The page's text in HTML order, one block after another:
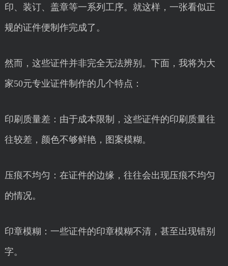
印、装订、盖章等一系列工序。就这样，一张看似正
规的证件便制作完成了。
然而，这些证件并非完全无法辨别。下面，我将为大
家50元专业证件制作的几个特点：
印刷质量差：由于成本限制，这些证件的印刷质量往
往较差，颜色不够鲜艳，图案模糊。
压痕不均匀：在证件的边缘，往往会出现压痕不均匀
的情况。
印章模糊：一些证件的印章模糊不清，甚至出现错别
字。